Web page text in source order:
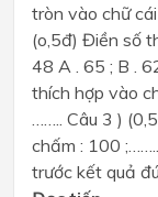
tròn vào chữ
(o,5đ) Điền số
48 A . 65 ; B .
thích hợp vào
…….. Câu 3 )
chấm : 100
trước kết quả